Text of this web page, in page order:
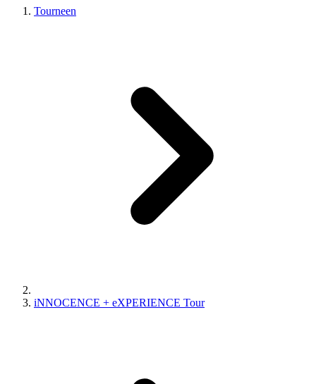
Tourneen
iNNOCENCE + eXPERIENCE Tour